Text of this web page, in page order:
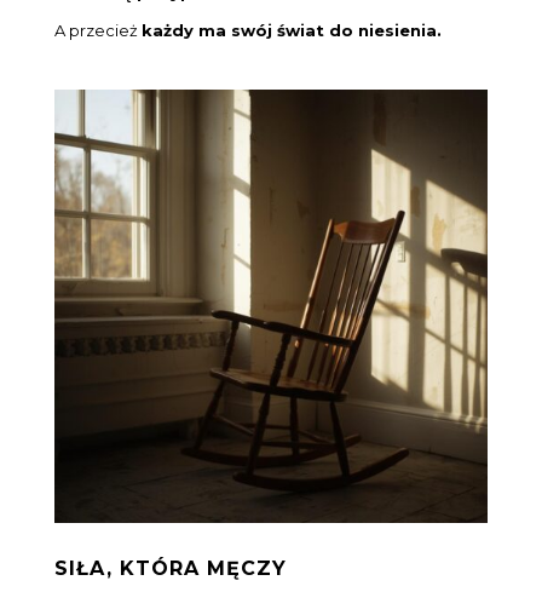
A przecież każdy ma swój świat do niesienia.
SIŁA, KTÓRA MĘCZY